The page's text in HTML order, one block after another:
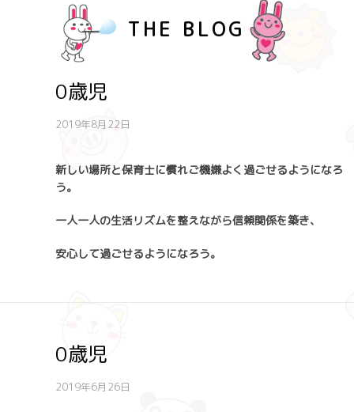
THE BLOG
0歳児
2019年8月22日
新しい場所と保育士に慣れご機嫌よく過ごせるようになろ
う。
一人一人の生活リズムを整えながら信頼関係を築き、
安心して過ごせるようになろう。
0歳児
2019年6月26日